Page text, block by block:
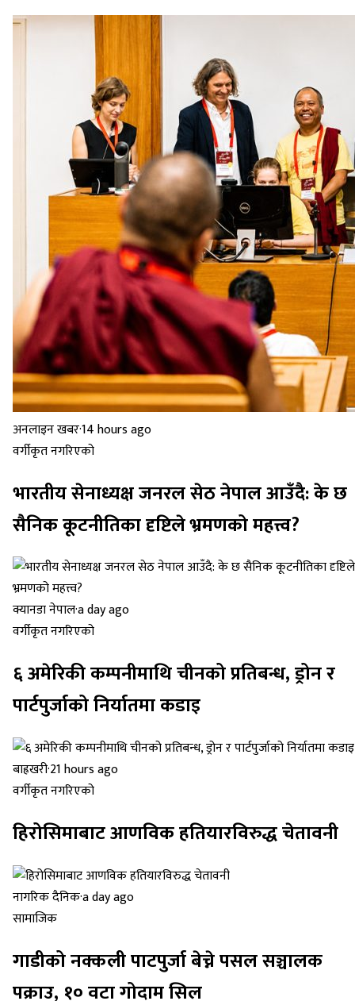
अनलाइन खबर·14 hours ago
वर्गीकृत नगरिएको
भारतीय सेनाध्यक्ष जनरल सेठ नेपाल आउँदै: के छ
सैनिक कूटनीतिका दृष्टिले भ्रमणको महत्त्व?
क्यानडा नेपाल·a day ago
वर्गीकृत नगरिएको
६ अमेरिकी कम्पनीमाथि चीनको प्रतिबन्ध, ड्रोन र
पार्टपुर्जाको निर्यातमा कडाइ
बाह्रखरी·21 hours ago
वर्गीकृत नगरिएको
हिरोसिमाबाट आणविक हतियारविरुद्ध चेतावनी
नागरिक दैनिक·a day ago
सामाजिक
गाडीको नक्कली पाटपुर्जा बेच्ने पसल सञ्चालक
पक्राउ, १० वटा गोदाम सिल